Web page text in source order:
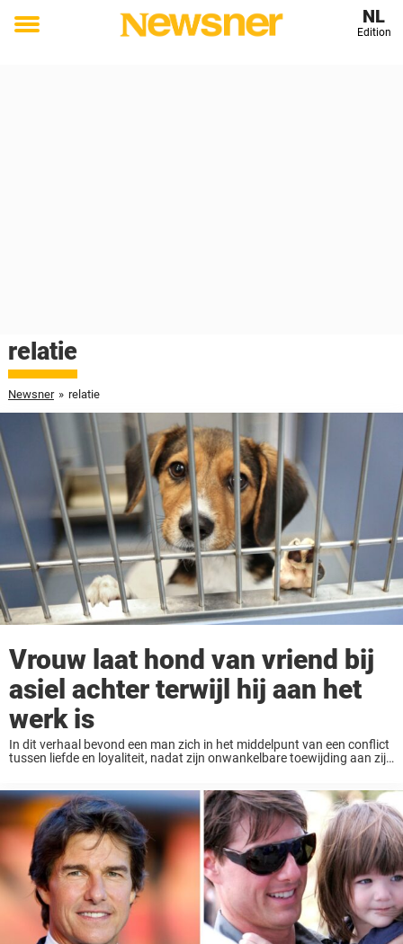
Toggle
NL
Edition
relatie
Newsner » relatie
Vrouw laat hond van vriend bij
asiel achter terwijl hij aan het
werk is
In dit verhaal bevond een man zich in het middelpunt van een conflict
tussen liefde en loyaliteit, nadat zijn onwankelbare toewijding aan zijn